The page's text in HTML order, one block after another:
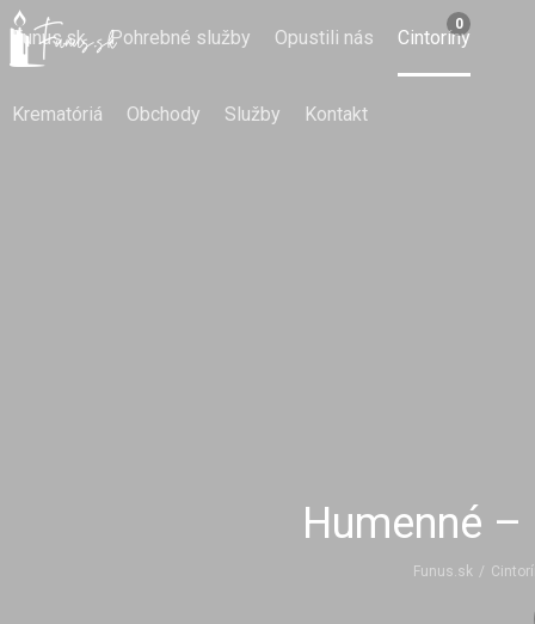
Funus.sk Pohrebné služby Opustili nás Cintoríny
Krematóriá Obchody Služby Kontakt
0
Humenné
Funus.sk /